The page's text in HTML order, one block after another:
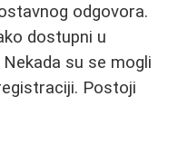
odgovora.
dostupni u
su se mogli
Postoji